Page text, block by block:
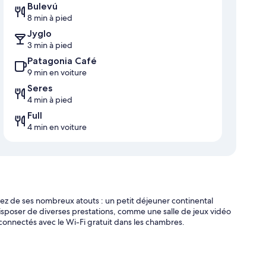
Bulevú
8 min à pied
Jyglo
3 min à pied
Patagonia Café
9 min en voiture
Seres
4 min à pied
Full
4 min en voiture
de ses nombreux atouts : un petit déjeuner continental
de diverses prestations, comme une salle de jeux vidéo
avec le Wi-Fi gratuit dans les chambres.